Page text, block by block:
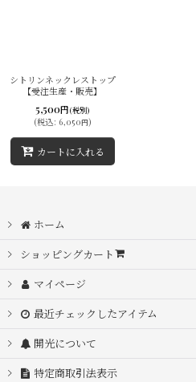
シトリンネックレストップ
【受注生産・販売】
5,500円 (税別)
(税込: 6,050円)
カートに入れる
ホーム
ショッピングカート
マイページ
最近チェックしたアイテム
開光について
特定商取引法表示